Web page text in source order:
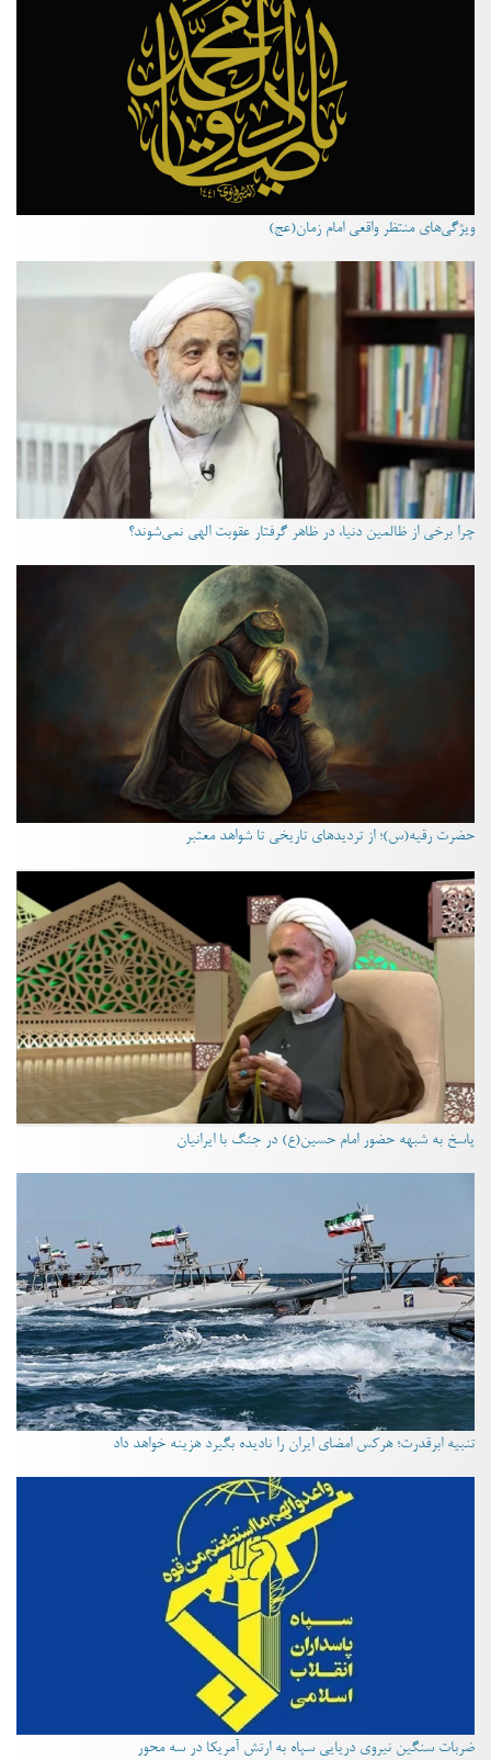
ویژگی‌های منتظر واقعی امام زمان(عج)
چرا برخی از ظالمین دنیا، در ظاهر گرفتار عقوبت الهی نمی‌شوند؟
حضرت رقیه(س)؛ از تردیدهای تاریخی تا شواهد معتبر
پاسخ به شبهه حضور امام حسین(ع) در جنگ با ایرانیان
تنبیه ابرقدرت؛ هرکس امضای ایران را نادیده بگیرد هزینه خواهد داد
ضربات سنگین نیروی دریایی سپاه به ارتش آمریکا در سه محور